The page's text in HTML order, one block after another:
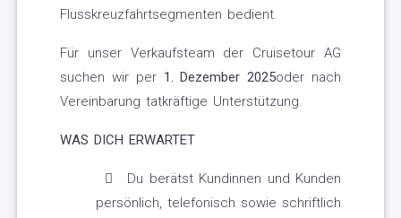
Flusskreuzfahrtsegmenten bedient.
Für unser Verkaufsteam der Cruisetour AG
suchen wir per1. Dezember 2025oder nach
Vereinbarung tatkräftige Unterstützung.
WAS DICH ERWARTET
Du berätst Kundinnen und Kunden
persönlich, telefonisch sowie schriftlich